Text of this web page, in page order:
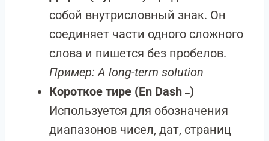
собой внутрисловный знак. Он
соединяет части одного сложного
слова и пишется без пробелов.
Пример: A long-term solution
Короткое тире (En Dash –)
Используется для обозначения
диапазонов чисел, дат, страниц